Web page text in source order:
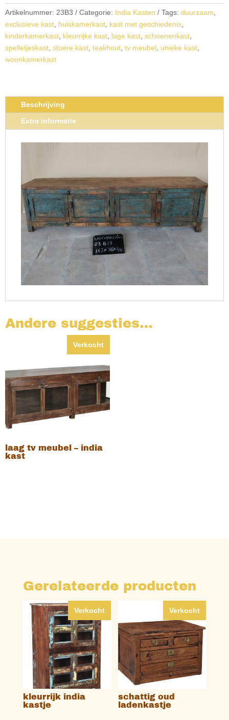
Artikelnummer: 23B3 Categorie: India Kasten Tags: duurzaam
exclusieve kast huiskamerkast kast met geschiedenis
kinderkamerkast kleurrijke kast lage kast schoenenkast
spelletjeskast stoere kast teakhout tv meubel unieke kast
woonkamerkast
Beschrijving
Extra informatie
Andere suggesties…
Verkocht
laag tv meubel – india
kast
Gerelateerde producten
Verkocht
kleurrijk india
kastje
Verkocht
schattig oud
ladenkastje